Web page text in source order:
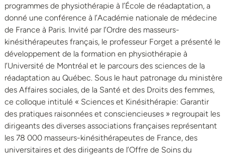
programmes de physiothérapie à l’École de réadaptation, a
donné une conférence à l’Académie nationale de médecine
de France à Paris. Invité par l’Ordre des masseurs-
kinésithérapeutes français, le professeur Forget a présenté le
développement de la formation en physiothérapie à
l’Université de Montréal et le parcours des sciences de la
réadaptation au Québec. Sous le haut patronage du ministère
des Affaires sociales, de la Santé et des Droits des femmes,
ce colloque intitulé « Sciences et Kinésithérapie: Garantir
des pratiques raisonnées et consciencieuses » regroupait les
dirigeants des diverses associations françaises représentant
les 78 000 masseurs-kinésithérapeutes de France, des
universitaires et des dirigeants de l’Offre de Soins du